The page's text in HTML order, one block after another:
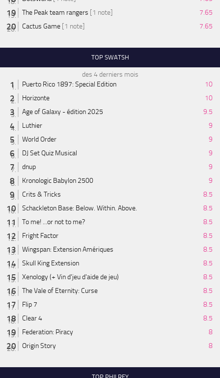
The Peak team rangers [1 note]
7.65
Cactus Game [1 note] 7.65
TOP SWATSH
des 4 derniers mois
Puerto Rico 1897: Special Edition
10
Horizonte
10
Age of Galaxy - édition 2025
9.5
Luthier
9
World Order
9
DJ Set Quiz Musical
9
dnup
9
Kronologic Babylon 2500
9
Crits & Tricks
8.5
Schackleton Base: Below. Within. Above.
8.5
To me! ...or not to me?
8.5
Fright Factor
8.5
Wingspan: Extension Amériques
8.5
Skull King Extension
8.5
Xenology (+ Vin d'jeu d'aide de jeu)
8.5
The Vale of Eternity: Curse
8.5
Flip 7
8.5
Clear 4
8.5
Federation: Piracy
8
Origin Story
8